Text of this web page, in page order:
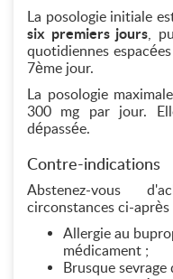
La posologie initiale
six premiers jours,
quotidiennes
7ème jour.
La posologie
300 mg par jour.
dépassée.
Contre-indications
Abstenez-vous
circonstances ci-après
Allergie au
médicament ;
Brusque